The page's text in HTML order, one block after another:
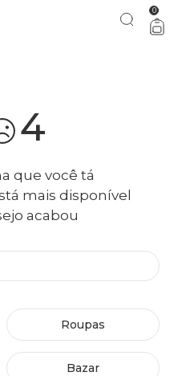
com a gente aproveita! 0
4
que você tá
mais disponível
acabou
Roupas
Bazar